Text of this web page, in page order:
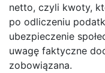
netto, czyli kwoty,
po odliczeniu
ubezpieczenie
uwagę faktyczne
zobowiązana.